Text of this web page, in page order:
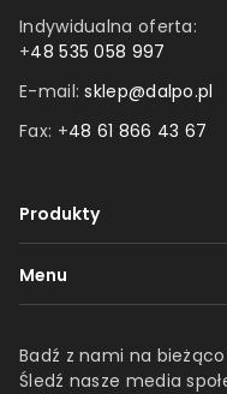
Indywidualna oferta:
+48 535 058 997
E-mail:sklep@dalpo.pl
Fax: +48 61 866 43 67
Produkty
Etykiety
Folie
Menu
Reklamacje i zwroty
Badź z nami na
Śledź nasze media